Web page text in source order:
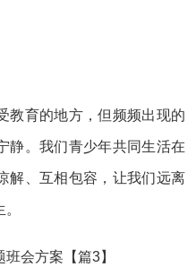
教育的地方，但频频出现的
静。我们青少年共同生活在
解、互相包容，让我们远离
会方案【篇3】